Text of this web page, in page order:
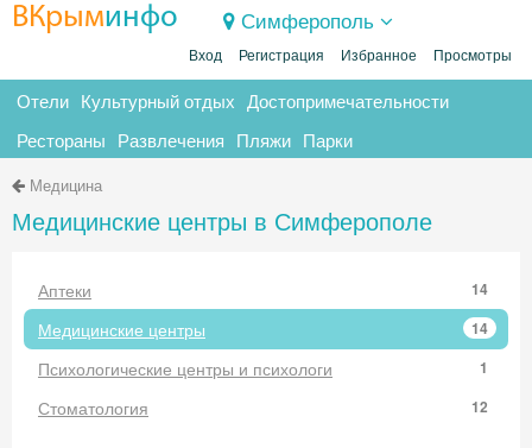
ВКрыминфо Симферополь
Вход Регистрация Избранное Просмотры
Отели Культурный отдых Достопримечательности
Рестораны Развлечения Пляжи Парки
Медицина
Медицинские центры в Симферополе
Аптеки 14
Медицинские центры 14
Психологические центры и психологи 1
Стоматология 12